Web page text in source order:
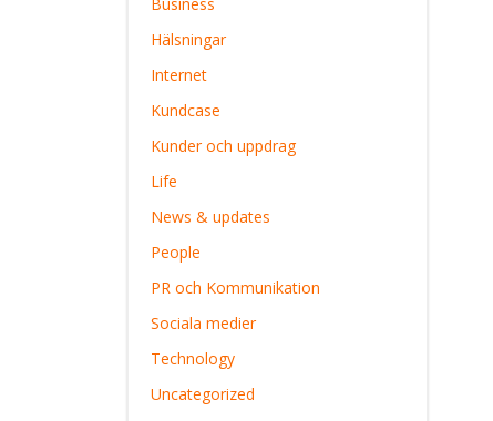
Hälsningar
Internet
Kundcase
Kunder och uppdrag
Life
News & updates
People
PR och Kommunikation
Sociala medier
Technology
Uncategorized